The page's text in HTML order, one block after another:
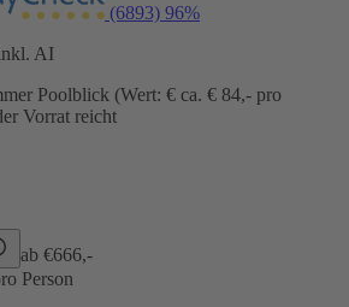
(6893) 96%
AI
Poolblick (Wert: € ca. € 84,- pro
Vorrat reicht
ab €666,-
Person